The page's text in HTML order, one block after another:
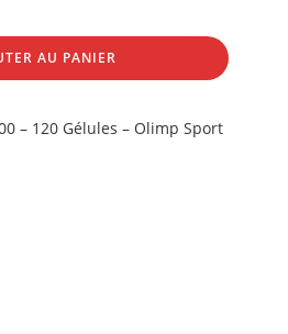
AU PANIER
– 120 Gélules – Olimp Sport